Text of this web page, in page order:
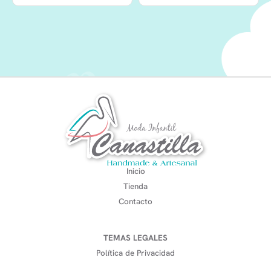
Inicio
Tienda
Contacto
TEMAS LEGALES
Política de Privacidad